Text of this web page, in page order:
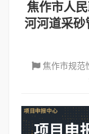
焦作市人
河河道采砂
焦作市规范